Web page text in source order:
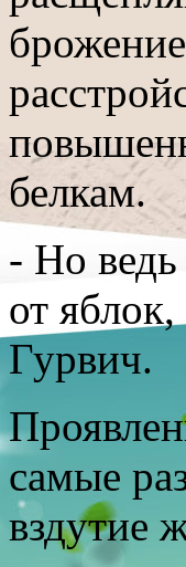
белкам.
- Но ведь
от
Гурвич.
самые
вздутие